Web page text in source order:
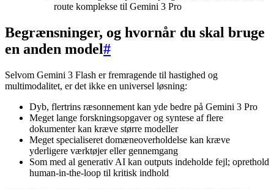
route komplekse til Gemini 3 Pro
Begrænsninger, og hvornår du skal bruge
en anden model#
Selvom Gemini 3 Flash er fremragende til hastighed og
multimodalitet, er det ikke en universel løsning:
Dyb, flertrins ræsonnement kan yde bedre på Gemini 3 Pro
Meget lange forskningsopgaver og syntese af flere
dokumenter kan kræve større modeller
Meget specialiseret domæneoverholdelse kan kræve
yderligere værktøjer eller gennemgang
Som med al generativ AI kan outputs indeholde fejl; oprethold
human-in-the-loop til kritisk indhold